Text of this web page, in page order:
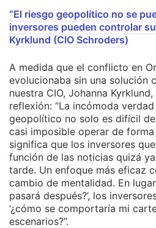
“El riesgo geopolítico no se
inversores pueden controlar
Kyrklund (CIO Schroders)
A medida que el conflicto en
evolucionaba sin una solución
nuestra CIO, Johanna
reflexión: “La incómoda
geopolítico no solo es difícil
casi imposible operar de
significa que los inversores
función de las noticias quizá
tarde. Un enfoque más eficaz
cambio de mentalidad. En
pasará después?’, los
‘¿cómo se comportaría mi
escenarios?”.